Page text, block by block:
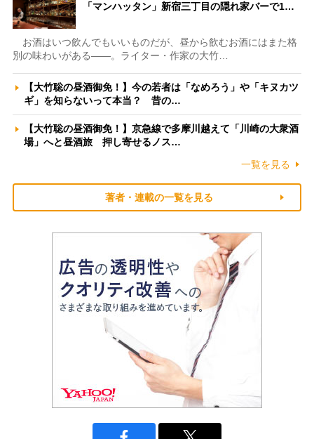
「マンハッタン」新宿三丁目の隠れ家バーで1…
お酒はいつ飲んでもいいものだが、昼から飲むお酒にはまた格
別の味わいがある――。ライター・作家の大竹…
【大竹聡の昼酒御免！】今の若者は「なめろう」や「キヌカツ
ギ」を知らないって本当？ 昔の…
【大竹聡の昼酒御免！】京急線で多摩川越えて「川崎の大衆酒
場」へと昼酒旅 押し寄せるノス…
一覧を見る
著者・連載の一覧を見る